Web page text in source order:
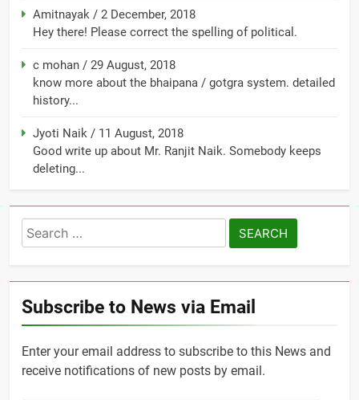
Amitnayak / 2 December, 2018
Hey there! Please correct the spelling of political.
c mohan / 29 August, 2018
know more about the bhaipana / gotgra system. detailed
history...
Jyoti Naik / 11 August, 2018
Good write up about Mr. Ranjit Naik. Somebody keeps
deleting...
Search
for:
Subscribe to News via Email
Enter your email address to subscribe to this News and
receive notifications of new posts by email.